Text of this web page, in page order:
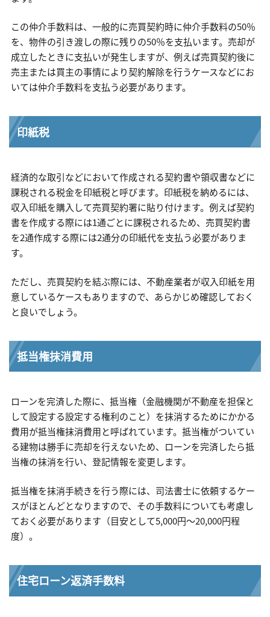
この仲介手数料は、一般的に売買契約時に仲介手数料の50％
を、物件の引き渡しの際に残りの50％を支払います。売却が
成立したときに支払いが発生しますが、例えば売買契約後に
売主または買主の事情により契約解除を行うケースなどにお
いては仲介手数料を支払う必要があります。
印紙税
経済的な取引などにおいて作成される契約書や領収書などに
課税される税金を印紙税と呼びます。印紙税を納めるには、
収入印紙を購入して売買契約署に貼り付けます。例えば契約
書を作成する際には1通ごとに課税されるため、売買契約書
を2通作成する際には2通分の印紙代を支払う必要がありま
す。
ただし、売買契約を結ぶ際には、不動産業者が収入印紙を用
意しているケースもありますので、あらかじめ確認しておく
と良いでしょう。
抵当権抹消費用
ローンを完済した際に、抵当権（金融機関が不動産を担保と
して設定する設定する権利のこと）を抹消するためにかかる
費用が抵当権抹消費用と呼ばれています。抵当権がついてい
る建物は勝手に売却を行えないため、ローンを完済したら抵
当権の抹消を行い、登記情報を変更します。
抵当権を抹消手続きを行う際には、司法書士に依頼するケー
スがほとんどとなりますので、その手数料についても考慮し
ておく必要があります（目安として5,000円〜20,000円程
度）。
住宅ローン返済手数料